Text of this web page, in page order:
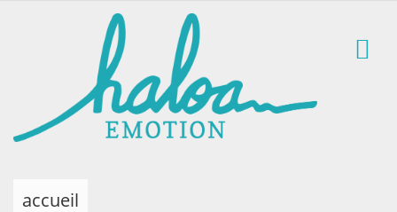
accueil